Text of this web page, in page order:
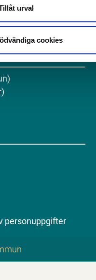
urval
cookies
personuppgifter